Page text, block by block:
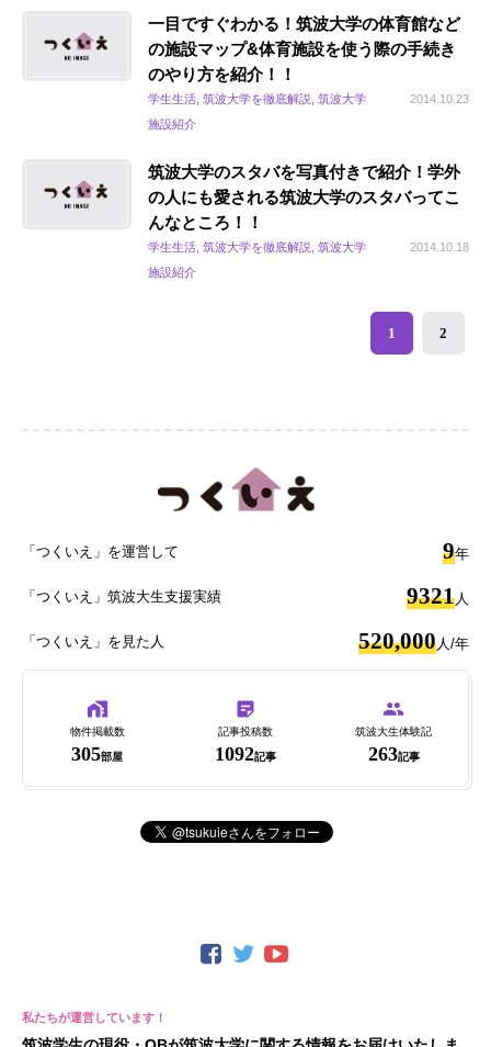
一目ですぐわかる！筑波大学の体育館など
の施設マップ&体育施設を使う際の手続き
のやり方を紹介！！
学生生活, 筑波大学を徹底解説, 筑波大学
施設紹介
2014.10.23
筑波大学のスタバを写真付きで紹介！学外
の人にも愛される筑波大学のスタバってこ
んなところ！！
学生生活, 筑波大学を徹底解説, 筑波大学
施設紹介
2014.10.18
1 2
「つくいえ」を運営して 9年
「つくいえ」筑波大生支援実績 9321 人
「つくいえ」を見た人 520,000 人/年
物件掲載数
305部屋
記事投稿数
1092記事
筑波大生体験記
263記事